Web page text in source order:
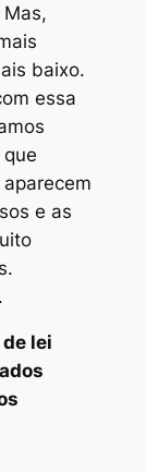
baixo.
essa
e as
lei